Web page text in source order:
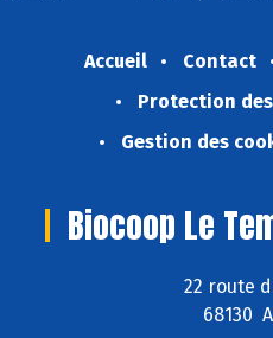
Accueil Contact
Protection
Gestion des
Biocoop Le
22 route
68130